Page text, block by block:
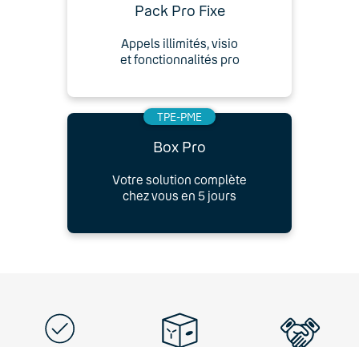
Pack Pro Fixe
Appels illimités, visio
et fonctionnalités pro
TPE-PME
Box Pro
Votre solution complète
chez vous en 5 jours